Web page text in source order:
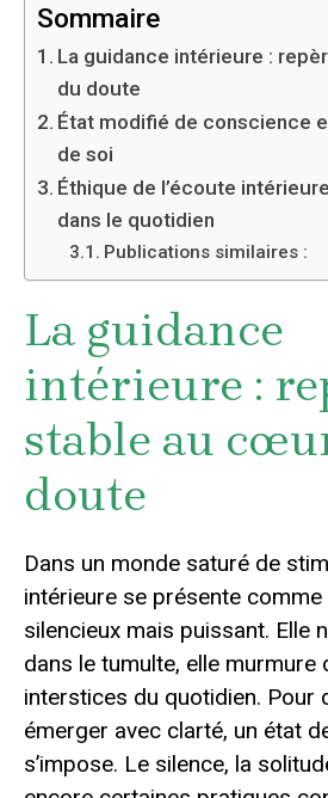
Sommaire
La guidance intérieure :
du doute
État modifié de conscience
de soi
Éthique de l’écoute
dans le quotidien
Publications similaires :
La guidance
intérieure :
stable au
doute
Dans un monde saturé de
intérieure se présente
silencieux mais puissant. Elle
dans le tumulte, elle murmure
interstices du quotidien. Pour
émerger avec clarté, un état
s’impose. Le silence, la